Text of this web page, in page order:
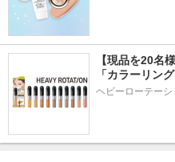
【現品を20名
「カラーリン
ヘビーローテーシ